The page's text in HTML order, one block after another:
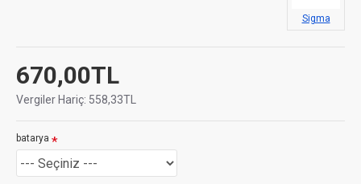
670,00TL
Vergiler Hariç: 558,33TL
Sigma
batarya